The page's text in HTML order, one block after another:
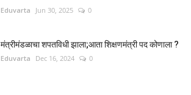
Eduvarta Jun 30, 2025 0
मंत्रीमंडळाचा शपतविधी झाला;आता शिक्षणमंत्री पद कोणाला ?
Eduvarta Dec 16, 2024 0